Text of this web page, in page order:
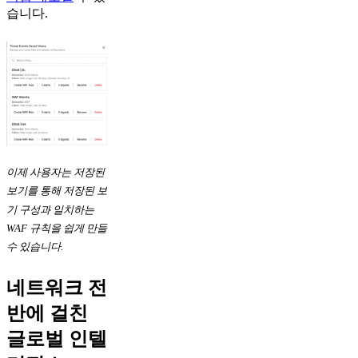
습니다.
이제 사용자는 저장된
보기를 통해 저장된 보
기 구성과 일치하는
WAF 규칙을 쉽게 만들
수 있습니다.
네트워크 전
반에 걸친
글로벌 인텔